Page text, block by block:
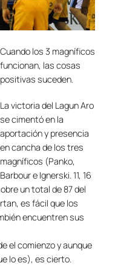
Cuando los 3 magníficos
funcionan, las cosas
positivas suceden.
La victoria del Lagun Aro
se cimentó en la
aportación y presencia
en cancha de los tres
magníficos (Panko,
Barbour e Ignerski. 11, 16
un total de 87 del
es fácil que los
encuentren sus
el comienzo y aunque
lo es), es cierto.